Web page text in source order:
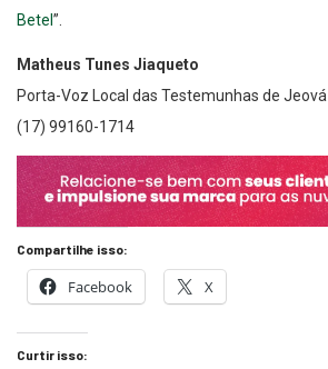
Betel ”.
Matheus Tunes Jiaqueto
Porta-Voz Local das Testemunhas de Jeová
(17) 99160-1714
Compartilhe isso:
Facebook X
Curtir isso: